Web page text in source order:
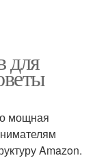
для
мощная
Amazon.